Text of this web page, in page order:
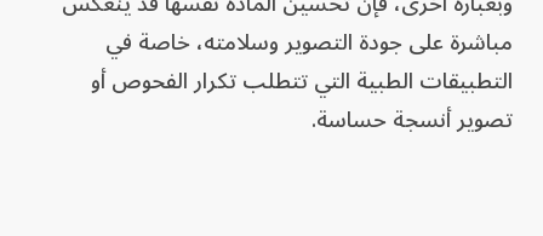
مباشرة على جودة التصوير وسلامته، خاصة في
التطبيقات الطبية التي تتطلب تكرار الفحوص أو
تصوير أنسجة حساسة.